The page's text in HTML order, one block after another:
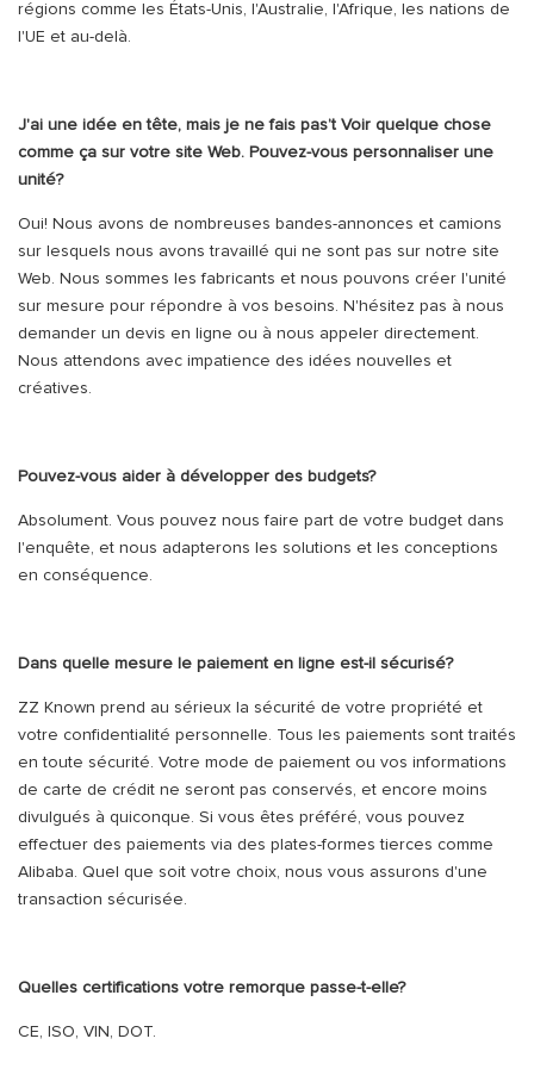
régions comme les États-Unis, l'Australie, l'Afrique, les nations de
l'UE et au-delà.
J'ai une idée en tête, mais je ne fais pas’t Voir quelque chose
comme ça sur votre site Web. Pouvez-vous personnaliser une
unité?
Oui! Nous avons de nombreuses bandes-annonces et camions
sur lesquels nous avons travaillé qui ne sont pas sur notre site
Web. Nous sommes les fabricants et nous pouvons créer l'unité
sur mesure pour répondre à vos besoins. N'hésitez pas à nous
demander un devis en ligne ou à nous appeler directement.
Nous attendons avec impatience des idées nouvelles et
créatives.
Pouvez-vous aider à développer des budgets?
Absolument. Vous pouvez nous faire part de votre budget dans
l'enquête, et nous adapterons les solutions et les conceptions
en conséquence.
Dans quelle mesure le paiement en ligne est-il sécurisé?
ZZ Known prend au sérieux la sécurité de votre propriété et
votre confidentialité personnelle. Tous les paiements sont traités
en toute sécurité. Votre mode de paiement ou vos informations
de carte de crédit ne seront pas conservés, et encore moins
divulgués à quiconque. Si vous êtes préféré, vous pouvez
effectuer des paiements via des plates-formes tierces comme
Alibaba. Quel que soit votre choix, nous vous assurons d'une
transaction sécurisée.
Quelles certifications votre remorque passe-t-elle?
CE, ISO, VIN, DOT.